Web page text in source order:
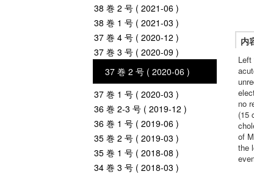
38 巻 2 号 ( 2021-06 )
38 巻 1 号 ( 2021-03 )
37 巻 4 号 ( 2020-12 )
37 巻 3 号 ( 2020-09 )
37 巻 2 号 ( 2020-06 )
37 巻 1 号 ( 2020-03 )
36 巻 2-3 号 ( 2019-12 )
36 巻 1 号 ( 2019-06 )
35 巻 2 号 ( 2019-03 )
35 巻 1 号 ( 2018-08 )
34 巻 3 号 ( 2018-03 )
内
no
(15
of
the